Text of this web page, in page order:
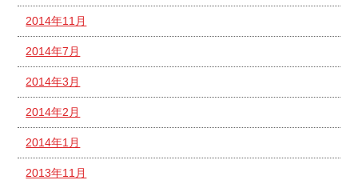
2014年11月
2014年7月
2014年3月
2014年2月
2014年1月
2013年11月